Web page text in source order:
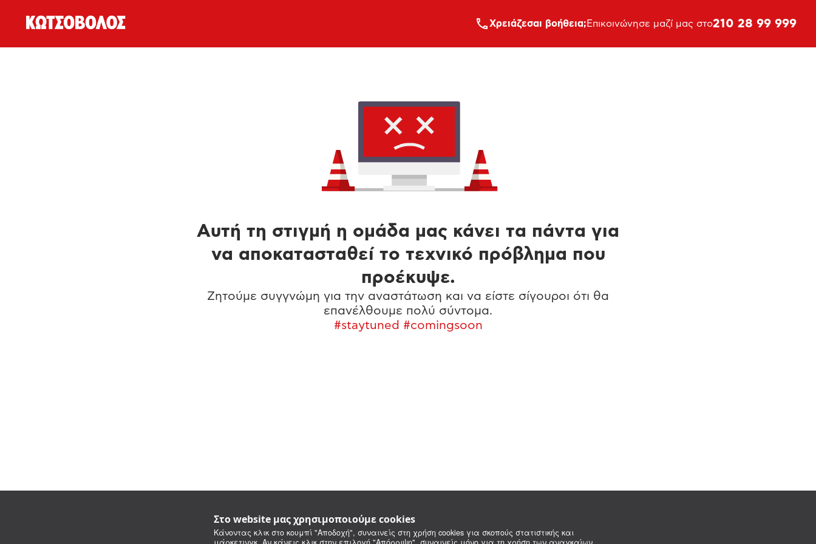
Στο website μας χρησιμοποιούμε cookies
Κάνοντας κλικ στο κουμπί "Αποδοχή", συναινείς στη χρήση cookies για σκοπούς στατιστικής και
Xρειάζεσαι βοήθεια; Επικοινώνησε μαζί μας στο210 28 99 999
Αυτή τη στιγμή η ομάδα μας κάνει τα πάντα για
να αποκατασταθεί το τεχνικό πρόβλημα που
προέκυψε.
Ζητούμε συγγνώμη για την αναστάτωση και να είστε σίγουροι ότι θα
επανέλθουμε πολύ σύντομα.
#staytuned #comingsoon